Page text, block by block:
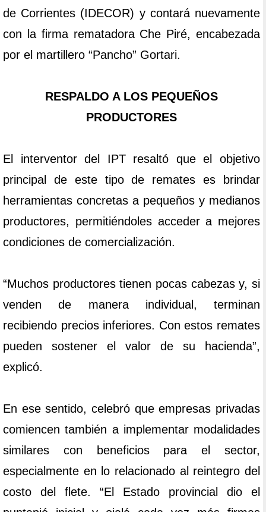
de Corrientes (IDECOR) y contará nuevamente
con la firma rematadora Che Piré, encabezada
por el martillero “Pancho” Gortari.
RESPALDO A LOS PEQUEÑOS
PRODUCTORES
El interventor del IPT resaltó que el objetivo
principal de este tipo de remates es brindar
herramientas concretas a pequeños y medianos
productores, permitiéndoles acceder a mejores
condiciones de comercialización.
“Muchos productores tienen pocas cabezas y, si
venden de manera individual, terminan
recibiendo precios inferiores. Con estos remates
pueden sostener el valor de su hacienda”,
explicó.
En ese sentido, celebró que empresas privadas
comiencen también a implementar modalidades
similares con beneficios para el sector,
especialmente en lo relacionado al reintegro del
costo del flete. “El Estado provincial dio el